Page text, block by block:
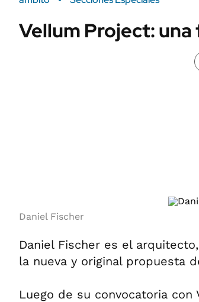
Campo
Vellum Project:
Daniel Fischer
Daniel Fischer es el
la nueva y original propuesta
Luego de su convocatoria